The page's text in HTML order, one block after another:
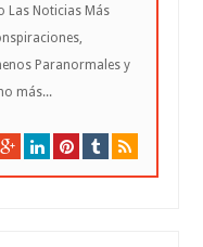
Las Noticias Más
Paranormales y
más...